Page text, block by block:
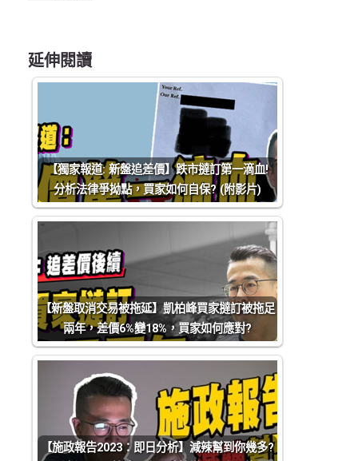
延伸閱讀
【獨家報道: 新盤追差價】跌市撻訂第一滴血!
分析法律爭拗點，買家如何自保? (附影片)
【新盤取消交易被拖延】凱柏峰買家撻訂被拖足
兩年，差價6%變18%，買家如何應對?
【施政報告2023：即日分析】減辣幫到你幾多?